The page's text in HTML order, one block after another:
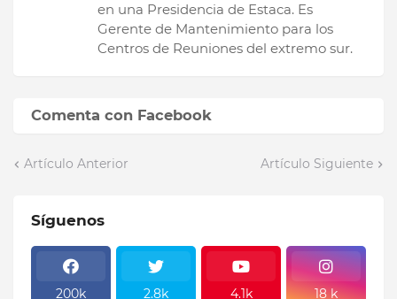
en una Presidencia de Estaca. Es
Gerente de Mantenimiento para los
Centros de Reuniones del extremo sur.
Comenta con Facebook
Artículo Anterior Artículo Siguiente
Síguenos
200k 2.8k 4.1k 18 k